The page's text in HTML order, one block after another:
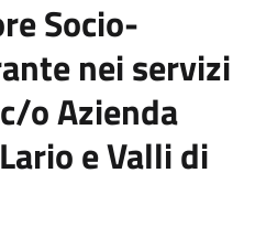
Socio-
nei servizi
o Azienda
e Valli di